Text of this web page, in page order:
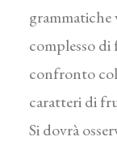
grammatiche
complesso
confronto
caratteri di
Si dovrà